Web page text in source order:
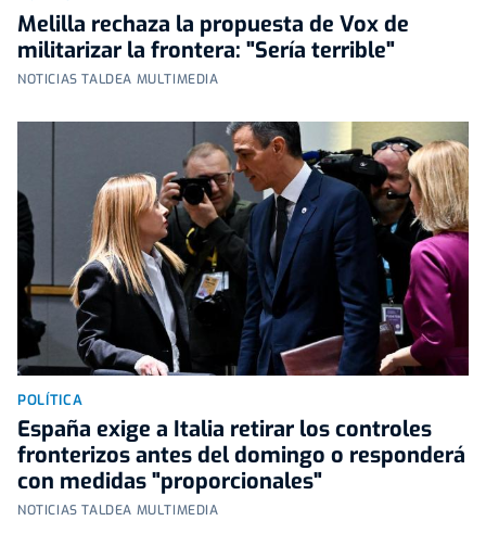
Melilla rechaza la propuesta de Vox de
militarizar la frontera: "Sería terrible"
NOTICIAS TALDEA MULTIMEDIA
POLÍTICA
España exige a Italia retirar los controles
fronterizos antes del domingo o responderá
con medidas "proporcionales"
NOTICIAS TALDEA MULTIMEDIA